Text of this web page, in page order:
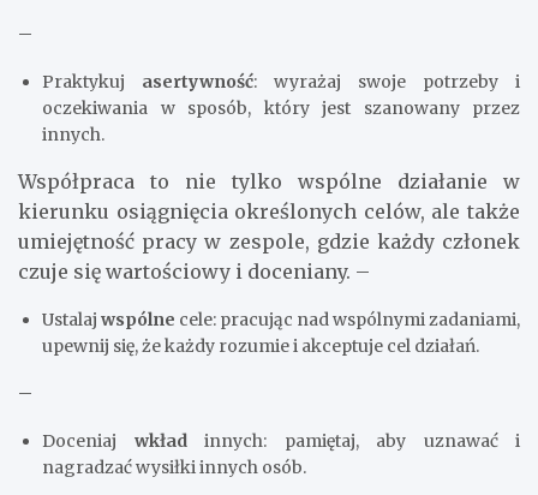
–
Praktykuj asertywność: wyrażaj swoje potrzeby i
oczekiwania w sposób, który jest szanowany przez
innych.
Współpraca to nie tylko wspólne działanie w
kierunku osiągnięcia określonych celów, ale także
umiejętność pracy w zespole, gdzie każdy członek
czuje się wartościowy i doceniany. –
Ustalaj wspólne cele: pracując nad wspólnymi zadaniami,
upewnij się, że każdy rozumie i akceptuje cel działań.
–
Doceniaj wkładinnych: pamiętaj, aby uznawać i
nagradzać wysiłki innych osób.